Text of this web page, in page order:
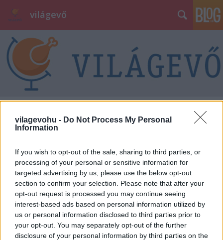
vilagevohu - Do Not Process My Personal
Information
If you wish to opt-out of the sale, sharing to third parties, or
processing of your personal or sensitive information for
targeted advertising by us, please use the below opt-out
section to confirm your selection. Please note that after your
opt-out request is processed you may continue seeing
interest-based ads based on personal information utilized by
us or personal information disclosed to third parties prior to
your opt-out. You may separately opt-out of the further
disclosure of your personal information by third parties on the
világevő
Bejrút, Libanon: meleg mezze
képekben
A gyorsbüfé után, ami egyébként kiváló volt,
vacsorára már étterem következett, a franciás és
nagyon népszerű Gemmayzeh negyedben. Sajnos a
kiszemelt libanoni étterem este 10 után már zárásra
készült, de a közelben ajánlottak egy másikat, ami
dizájnjában érdekesebb…